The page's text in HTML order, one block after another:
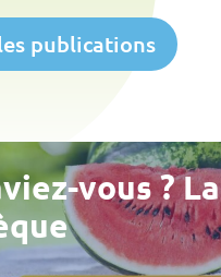
publications
vous ? La